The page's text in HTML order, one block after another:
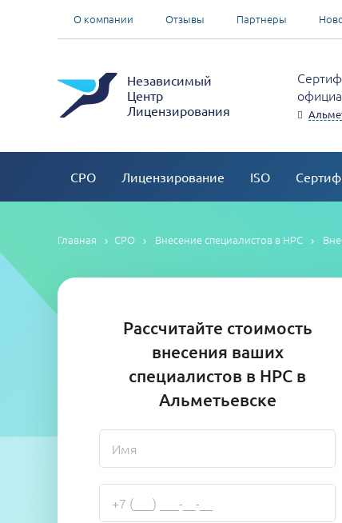
О компании Отзывы Партнеры
Независимый
Центр
Лицензирования
СРО Лицензирование ISO
Главная СРО Внесение специалистов в НРС
Рассчитайте стоимость
внесения ваших
специалистов в НРС в
Альметьевске